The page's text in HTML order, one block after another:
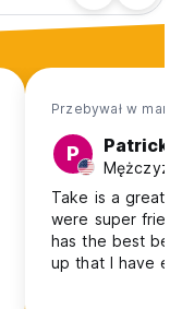
Przebywał w mar
P Patrick
Take is a great
were super
has the best
up that I have